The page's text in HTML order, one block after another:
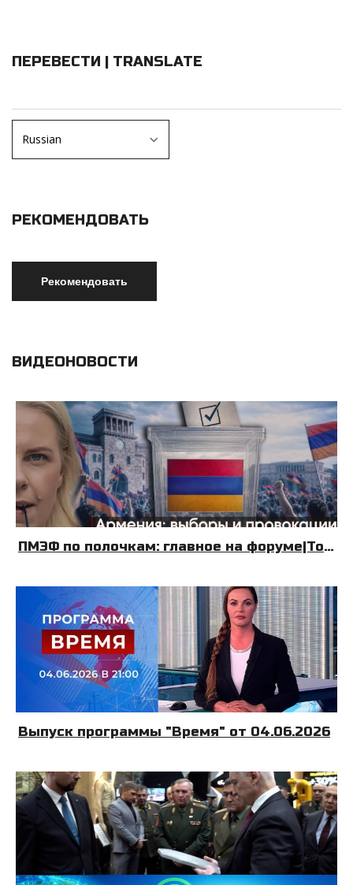
ПЕРЕВЕСТИ | TRANSLATE
РЕКОМЕНДОВАТЬ
ВИДЕОНОВОСТИ
ПМЭФ по полочкам: главное на форуме|Топливный Крым| Армения: выборы и провокации|08.06.26|УДНБ
Выпуск программы "Время" от 04.06.2026